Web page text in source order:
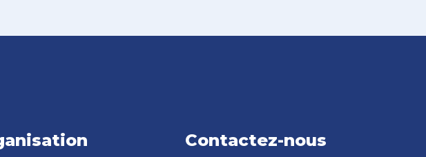
Contactez-nous